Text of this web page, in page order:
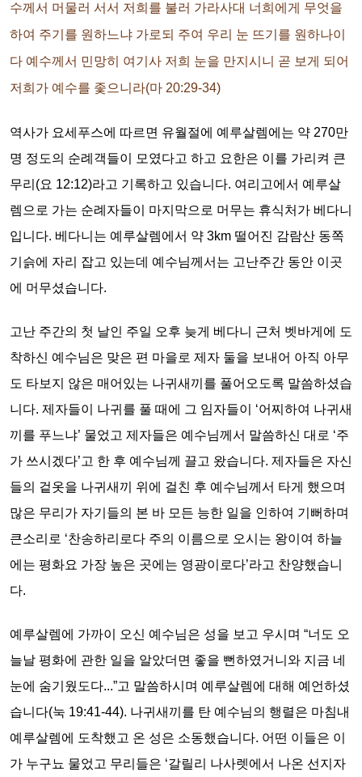
수께서 머물러 서서 저희를 불러 가라사대 너희에게 무엇을
하여 주기를 원하느냐 가로되 주여 우리 눈 뜨기를 원하나이
다 예수께서 민망히 여기사 저희 눈을 만지시니 곧 보게 되어
저희가 예수를 좇으니라(마 20:29-34)
역사가 요세푸스에 따르면 유월절에 예루살렘에는 약 270만
명 정도의 순례객들이 모였다고 하고 요한은 이를 가리켜 큰
무리(요 12:12)라고 기록하고 있습니다. 여리고에서 예루살
렘으로 가는 순례자들이 마지막으로 머무는 휴식처가 베다니
입니다. 베다니는 예루살렘에서 약 3km 떨어진 감람산 동쪽
기슭에 자리 잡고 있는데 예수님께서는 고난주간 동안 이곳
에 머무셨습니다.
고난 주간의 첫 날인 주일 오후 늦게 베다니 근처 벳바게에 도
착하신 예수님은 맞은 편 마을로 제자 둘을 보내어 아직 아무
도 타보지 않은 매어있는 나귀새끼를 풀어오도록 말씀하셨습
니다. 제자들이 나귀를 풀 때에 그 임자들이 ‘어찌하여 나귀새
끼를 푸느냐’ 물었고 제자들은 예수님께서 말씀하신 대로 ‘주
가 쓰시겠다’고 한 후 예수님께 끌고 왔습니다. 제자들은 자신
들의 겉옷을 나귀새끼 위에 걸친 후 예수님께서 타게 했으며
많은 무리가 자기들의 본 바 모든 능한 일을 인하여 기뻐하며
큰소리로 ‘찬송하리로다 주의 이름으로 오시는 왕이여 하늘
에는 평화요 가장 높은 곳에는 영광이로다’라고 찬양했습니
다.
예루살렘에 가까이 오신 예수님은 성을 보고 우시며 “너도 오
늘날 평화에 관한 일을 알았더면 좋을 뻔하였거니와 지금 네
눈에 숨기웠도다...”고 말씀하시며 예루살렘에 대해 예언하셨
습니다(눅 19:41-44). 나귀새끼를 탄 예수님의 행렬은 마침내
예루살렘에 도착했고 온 성은 소동했습니다. 어떤 이들은 이
가 누구뇨 물었고 무리들은 ‘갈릴리 나사렛에서 나온 선지자